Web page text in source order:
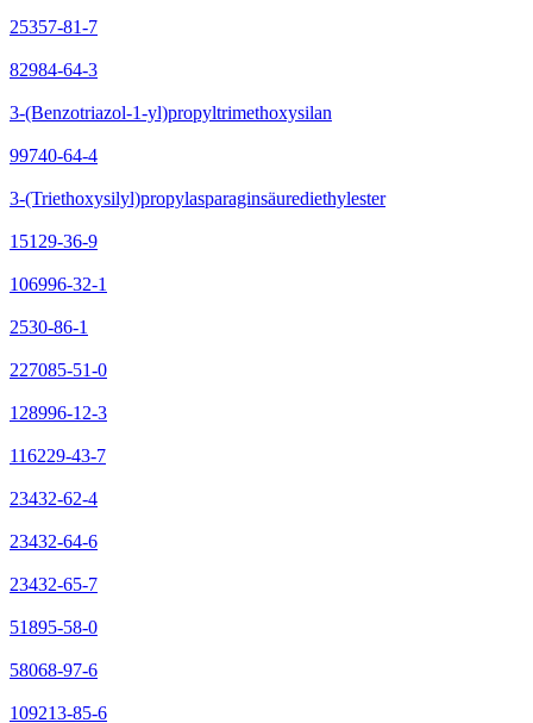
25357-81-7
82984-64-3
3-(Benzotriazol-1-yl)propyltrimethoxysilan
99740-64-4
3-(Triethoxysilyl)propylasparaginsäurediethylester
15129-36-9
106996-32-1
2530-86-1
227085-51-0
128996-12-3
116229-43-7
23432-62-4
23432-64-6
23432-65-7
51895-58-0
58068-97-6
109213-85-6